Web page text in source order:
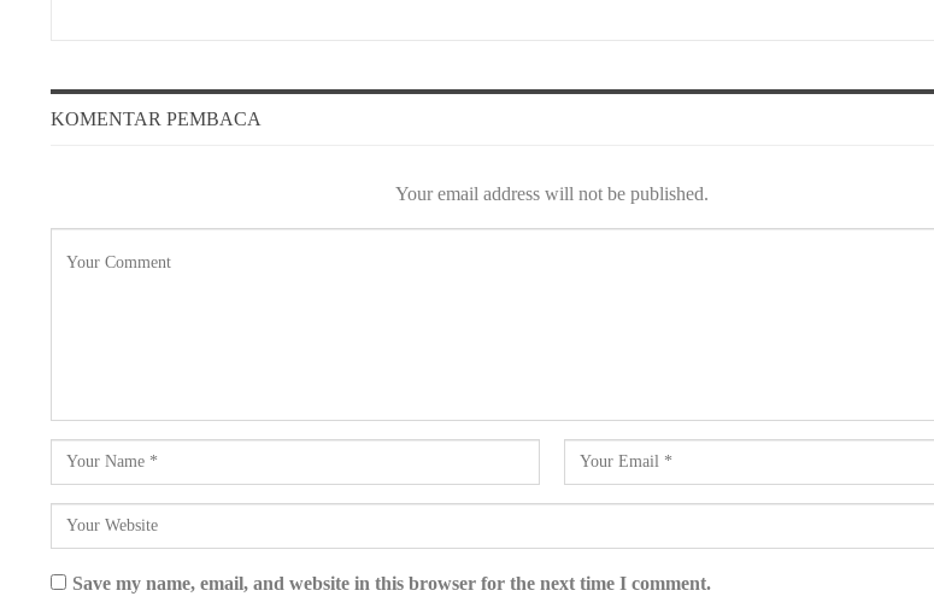
KOMENTAR PEMBACA
Your email address will not be published.
Save my name, email, and website in this browser for the next time I comment.